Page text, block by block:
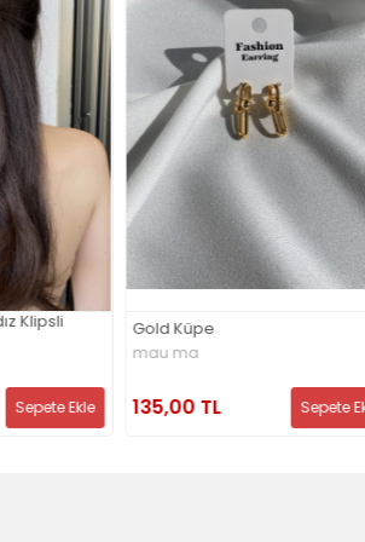
Küpe
TL Sepete Ekle 150,00 TL